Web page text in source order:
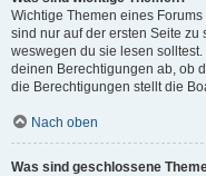
Wichtige Themen eines
sind nur auf der ersten Seite
weswegen du sie lesen
deinen Berechtigungen ab, ob
die Berechtigungen stellt die
Nach oben
Was sind geschlossene